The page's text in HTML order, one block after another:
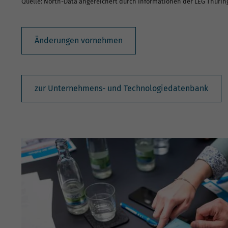
Änderungen vornehmen
zur Unternehmens- und Technologiedatenbank